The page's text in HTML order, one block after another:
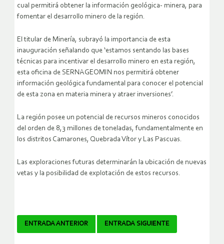
cual permitirá obtener la información geológica- minera, para
fomentar el desarrollo minero de la región.
El titular de Minería, subrayó la importancia de esta
inauguración señalando que ‘estamos sentando las bases
técnicas para incentivar el desarrollo minero en esta región,
esta oficina de SERNAGEOMIN nos permitirá obtener
información geológica fundamental para conocer el potencial
de esta zona en materia minera y atraer inversiones’.
La región posee un potencial de recursos mineros conocidos
del orden de 8,3 millones de toneladas, fundamentalmente en
los distritos Camarones, Quebrada Vítor y Las Pascuas.
Las exploraciones futuras determinarán la ubicación de nuevas
vetas y la posibilidad de explotación de estos recursos.
Navegador
ENTRADA ANTERIOR ENTRADA SIGUIENTE